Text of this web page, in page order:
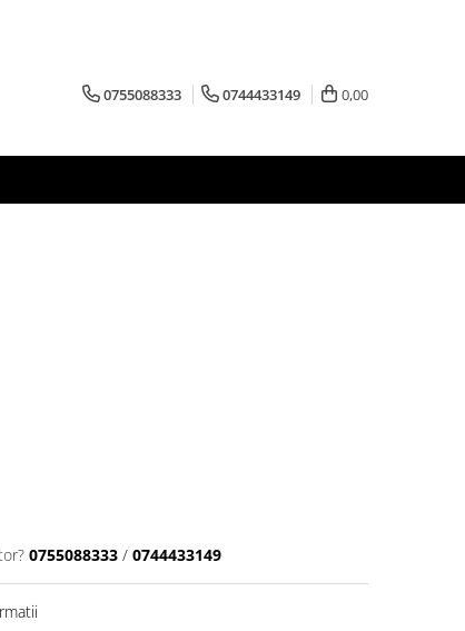
0755088333 0744433149 0,00
0755088333 / 0744433149